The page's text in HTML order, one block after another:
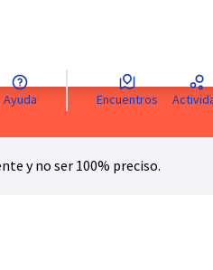
Sprache wählenChoisir la langue
Ayuda Encuentros
y no ser 100% preciso.